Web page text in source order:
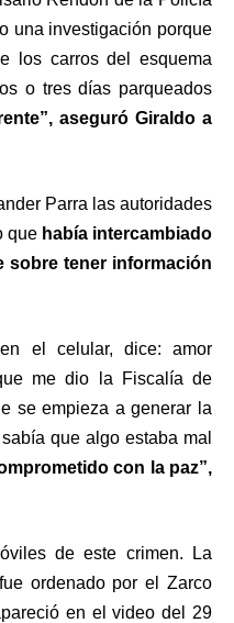
una investigación porque
los carros del esquema
o tres días parqueados
aseguró Giraldo a
Parra las autoridades
que había intercambiado
sobre tener información
el celular, dice: amor
me dio la Fiscalía de
se empieza a generar la
que algo estaba mal
con la paz”,
de este crimen. La
ordenado por el Zarco
en el video del 29